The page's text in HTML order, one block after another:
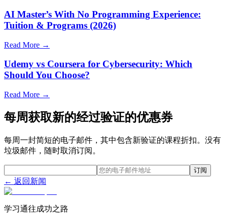
AI Master’s With No Programming Experience:
Tuition & Programs (2026)
Read More →
Udemy vs Coursera for Cybersecurity: Which
Should You Choose?
Read More →
每周获取新的经过验证的优惠券
每周一封简短的电子邮件，其中包含新验证的课程折扣。没有
垃圾邮件，随时取消订阅。
订阅
← 返回新闻
学习通往成功之路